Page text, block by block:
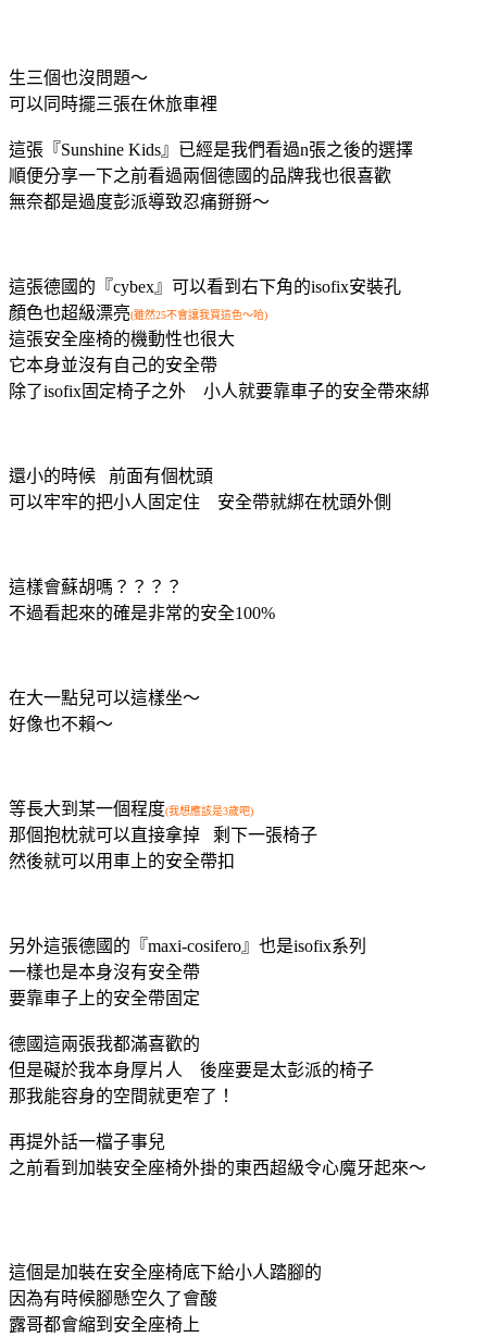
生三個也沒問題～
可以同時擺三張在休旅車裡
這張『Sunshine Kids』已經是我們看過n張之後的選擇
順便分享一下之前看過兩個德國的品牌我也很喜歡
無奈都是過度彭派導致忍痛掰掰～
這張德國的『cybex』可以看到右下角的isofix安裝孔
顏色也超級漂亮(雖然25不會讓我買這色～哈)
這張安全座椅的機動性也很大
它本身並沒有自己的安全帶
除了isofix固定椅子之外 小人就要靠車子的安全帶來綁
還小的時候 前面有個枕頭
可以牢牢的把小人固定住 安全帶就綁在枕頭外側
這樣會蘇胡嗎？？？？
不過看起來的確是非常的安全100%
在大一點兒可以這樣坐～
好像也不賴～
等長大到某一個程度(我想應該是3歲吧)
那個抱枕就可以直接拿掉 剩下一張椅子
然後就可以用車上的安全帶扣
另外這張德國的『maxi-cosifero』也是isofix系列
一樣也是本身沒有安全帶
要靠車子上的安全帶固定
德國這兩張我都滿喜歡的
但是礙於我本身厚片人 後座要是太彭派的椅子
那我能容身的空間就更窄了！
再提外話一檔子事兒
之前看到加裝安全座椅外掛的東西超級令心魔牙起來～
這個是加裝在安全座椅底下給小人踏腳的
因為有時候腳懸空久了會酸
露哥都會縮到安全座椅上